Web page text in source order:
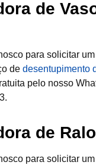
de
para solicitar
dedesentupimento
pelo nosso
de Ralo
para solicitar